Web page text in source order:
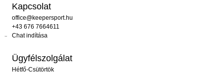
Kapcsolat
office@keepersport.hu
+43 676 7664611
Chat indítása
Ügyfélszolgálat
Hétfő-Csütörtök